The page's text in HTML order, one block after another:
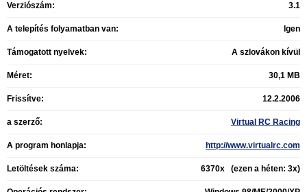
Verziószám: 3.1
A telepítés folyamatban van: Igen
Támogatott nyelvek: A szlovákon kívül
Méret: 30,1 MB
Frissítve: 12.2.2006
a szerző: Virtual RC Racing
A program honlapja: http://www.virtualrc.com
Letöltések száma: 6370x (ezen a héten: 3x)